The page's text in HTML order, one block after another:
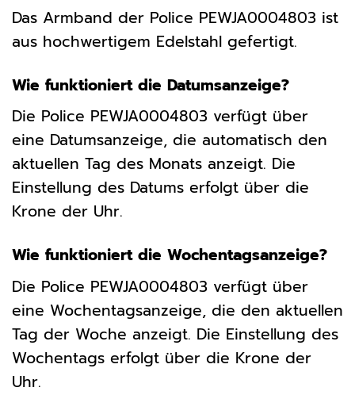
Das Armband der Police PEWJA0004803 ist
aus hochwertigem Edelstahl gefertigt.
Wie funktioniert die Datumsanzeige?
Die Police PEWJA0004803 verfügt über
eine Datumsanzeige, die automatisch den
aktuellen Tag des Monats anzeigt. Die
Einstellung des Datums erfolgt über die
Krone der Uhr.
Wie funktioniert die Wochentagsanzeige?
Die Police PEWJA0004803 verfügt über
eine Wochentagsanzeige, die den aktuellen
Tag der Woche anzeigt. Die Einstellung des
Wochentags erfolgt über die Krone der
Uhr.